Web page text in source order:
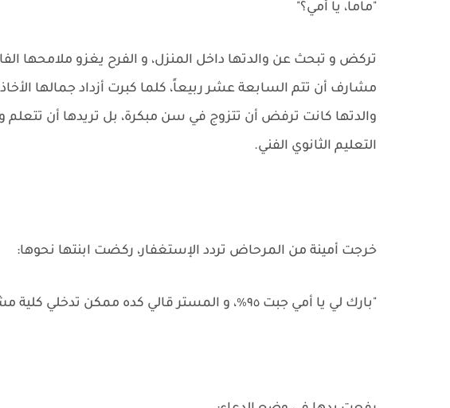
"ماما، يا أمي؟"
تركض و تبحث عن والدتها داخل المنزل، و الفرح يغزو ملامحها
مشارف أن تتم السابعة عشر ربيعاً، كلما كبرت أزداد جمالها
والدتها كانت ترفض أن تتزوج في سن مبكرة، بل تريدها أن
التعليم الثانوي الفني.
خرجت أمينة من المرحاض تردد الإستغفار، ركضت ابنتها نحوها:
"بارك لي يا أمي جبت ٩٥٪، و المستر قالي كده ممكن تدخلي كلية مش معهد".